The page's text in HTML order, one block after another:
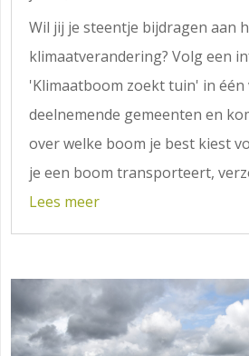
Wil jij je steentje bijdragen aan
klimaatverandering? Volg een
'Klimaatboom zoekt tuin' in één
deelnemende gemeenten en
over welke boom je best kiest
je een boom transporteert,
Lees meer